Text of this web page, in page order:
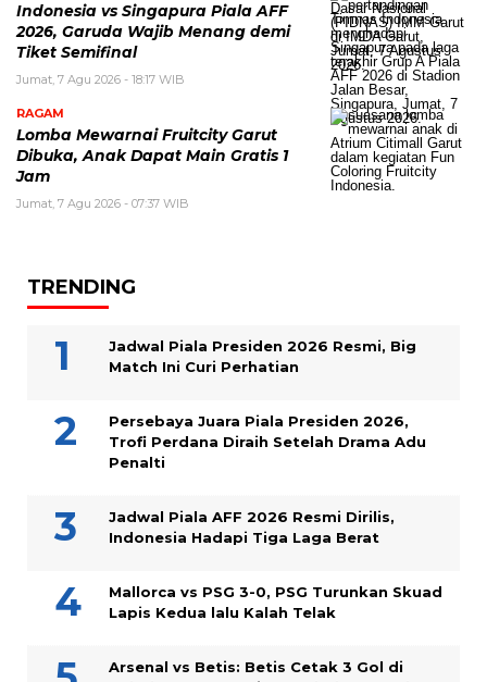
Indonesia vs Singapura Piala AFF
2026, Garuda Wajib Menang demi
Tiket Semifinal
Jumat, 7 Agu 2026 - 18:17 WIB
RAGAM
Lomba Mewarnai Fruitcity Garut
Dibuka, Anak Dapat Main Gratis 1
Jam
Jumat, 7 Agu 2026 - 07:37 WIB
TRENDING
Jadwal Piala Presiden 2026 Resmi, Big
Match Ini Curi Perhatian
Persebaya Juara Piala Presiden 2026,
Trofi Perdana Diraih Setelah Drama Adu
Penalti
Jadwal Piala AFF 2026 Resmi Dirilis,
Indonesia Hadapi Tiga Laga Berat
Mallorca vs PSG 3-0, PSG Turunkan Skuad
Lapis Kedua lalu Kalah Telak
Arsenal vs Betis: Betis Cetak 3 Gol di